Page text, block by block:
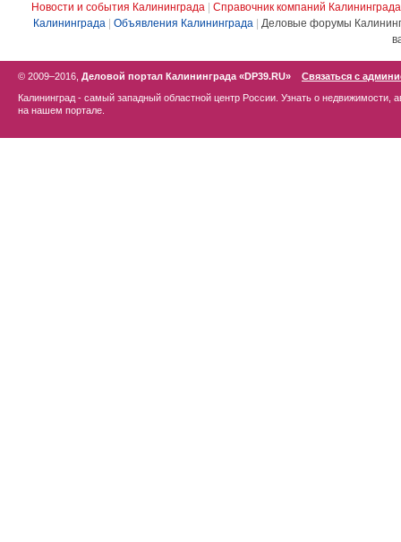
Новости и события Калининграда
Справочник компаний Калининграда
Калининграда
Объявления Калининграда
Деловые форумы
© 2009–2016, Деловой портал Калининграда «DP39.RU»
Связаться с
Калининград - самый западный областной центр России. Узнать о недвижимости,
на нашем портале.